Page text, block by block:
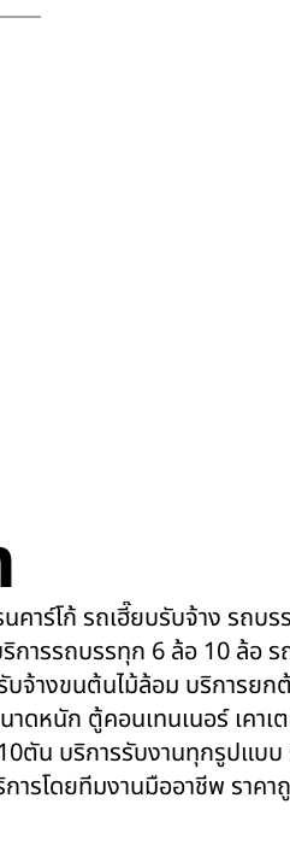
คาร์โก้ รถเฮี๊ยบรับจ้าง รถบร
การรถบรรทุก 6 ล้อ 10 ล้อ
จ้างขนต้นไม้ล้อม บริการยก
หนัก ตู้คอนเทนเนอร์ เคาเ
ตัน บริการรับงานทุกรูปแบบ
ารโดยทีมงานมืออาชีพ ราคา